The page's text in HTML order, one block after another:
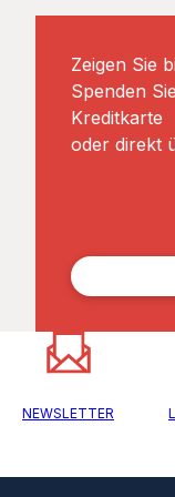
Zeigen Sie
Spenden
Kreditkarte
oder direkt
NEWSLETTER